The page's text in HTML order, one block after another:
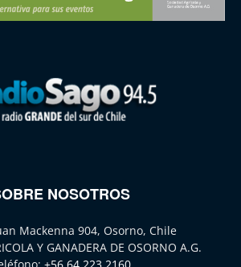
NOSOTROS
Mackenna 904, Osorno, Chile
Y GANADERA DE OSORNO A.G.